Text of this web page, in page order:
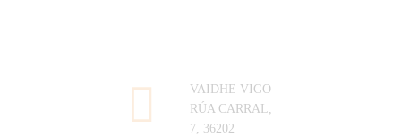
VAIDHE VIGO
RÚA CARRAL,
7, 36202